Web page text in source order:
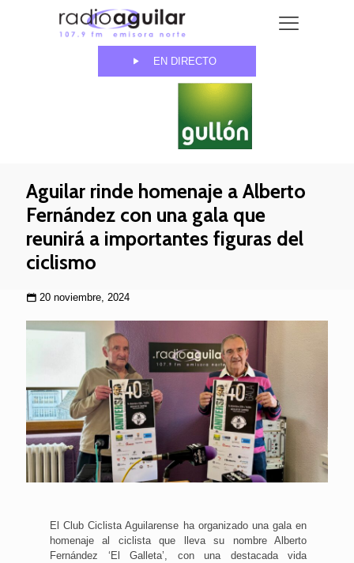
EN DIRECTO
Aguilar rinde homenaje a Alberto
Fernández con una gala que
reunirá a importantes figuras del
ciclismo
20 noviembre, 2024
El Club Ciclista Aguilarense ha organizado una gala en
homenaje al ciclista que lleva su nombre Alberto
Fernández ‘El Galleta’, con una destacada vida